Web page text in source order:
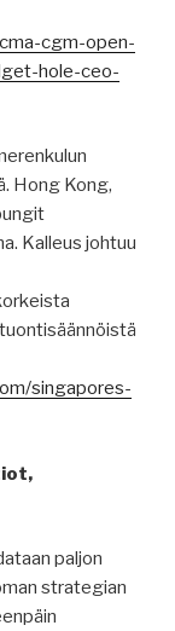
cgm-open-
hole-ceo-
Hong Kong,
Kalleus johtuu
singapores-
paljon
strategian